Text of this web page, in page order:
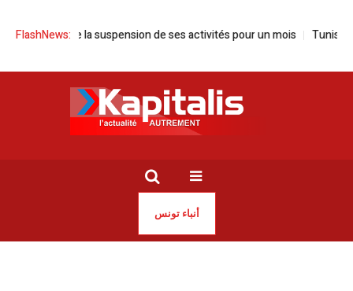
FlashNews:
annonce la suspension de ses activités pour un mois Tunisie |
أنباء تونس